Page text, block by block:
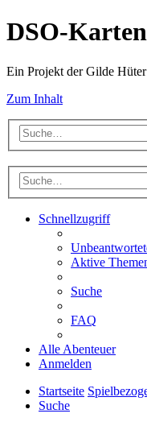
DSO-
Ein Projekt der Gilde Hüter
Zum Inhalt
Schnellzugriff
Aktive
Suche
FAQ
Alle Abenteuer
Anmelden
Startseite
Suche